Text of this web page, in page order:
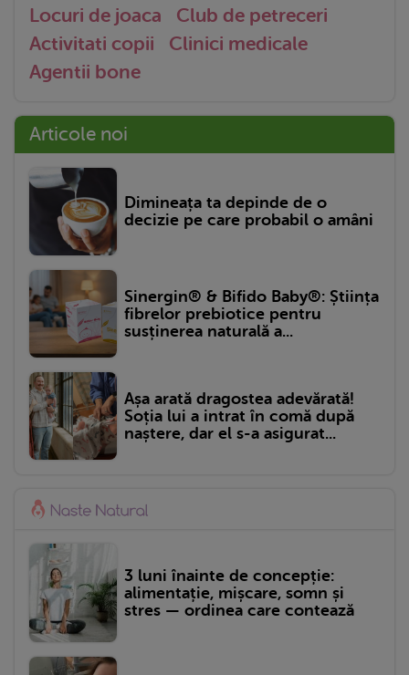
Locuri de joaca
Club de petreceri
Activitati copii
Clinici medicale
Agentii bone
Articole noi
Dimineața ta depinde de o
decizie pe care probabil o amâni
Sinergin® & Bifido Baby®: Știința
fibrelor prebiotice pentru
susținerea naturală a...
Așa arată dragostea adevărată!
Soția lui a intrat în comă după
naștere, dar el s-a asigurat...
3 luni înainte de concepție:
alimentație, mișcare, somn și
stres — ordinea care contează